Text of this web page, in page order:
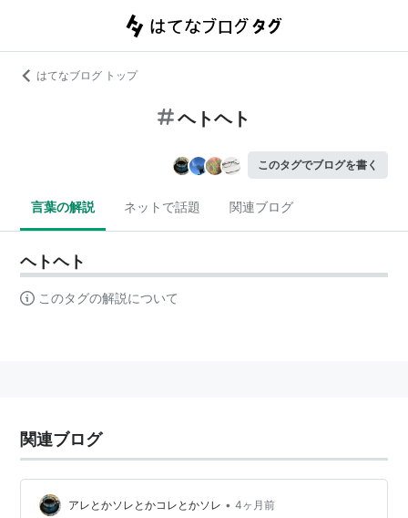
はてなブログ トップ
ヘトヘト
このタグでブログを書く
言葉の解説 ネットで話題 関連ブログ
ヘトヘト
このタグの解説について
関連ブログ
アレとかソレとかコレとかソレ • 4ヶ月前